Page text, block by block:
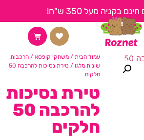
בקניה מעל 350 ש"ח!
עמוד הבית /משחקי קופסא /הרכבות
שונות מלגו
/ טירת נסיכות להרכבה 50
חלקים
טירת נסיכות
להרכבה 50
חלקים